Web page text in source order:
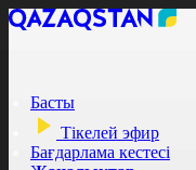
Басты
Тікелей эфир
Бағдарлама кестесі